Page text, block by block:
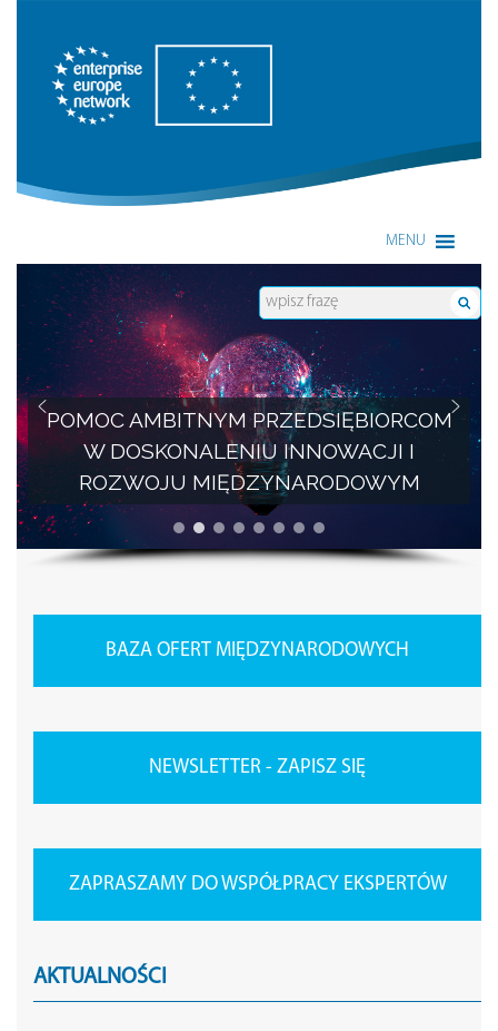
Enterprise Europe Network
MENU
POMOC AMBITNYM PRZEDSIĘBIORCOM
W DOSKONALENIU INNOWACJI I
ROZWOJU MIĘDZYNARODOWYM
BAZA OFERT MIĘDZYNARODOWYCH
NEWSLETTER - ZAPISZ SIĘ
ZAPRASZAMY DO WSPÓŁPRACY EKSPERTÓW
AKTUALNOŚCI